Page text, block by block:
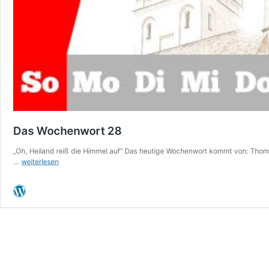
Das Wochenwort 28
„Oh, Heiland reiß die Himmel auf“ Das heutige Wochenwort kommt von:
… Das
weiterlesen